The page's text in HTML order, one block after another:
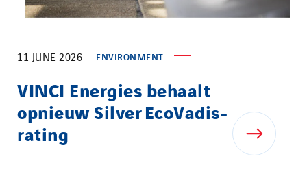
11 JUNE 2026 ENVIRONMENT
VINCI Energies behaalt
opnieuw Silver EcoVadis-
rating